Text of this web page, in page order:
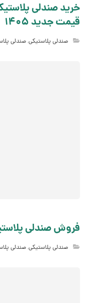
قیمت جدید 1405
صندلی پلاستیکی,صندلی
فروش صندلی
صندلی پلاستیکی,صندلی